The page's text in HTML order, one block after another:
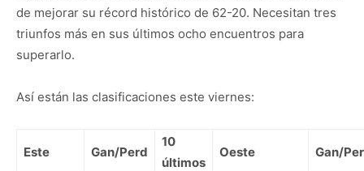
de mejorar su récord histórico de 62-20. Necesitan tres
triunfos más en sus últimos ocho encuentros para
superarlo.
Así están las clasificaciones este viernes:
Este Gan/Perd
10
últimos
Oeste Gan/